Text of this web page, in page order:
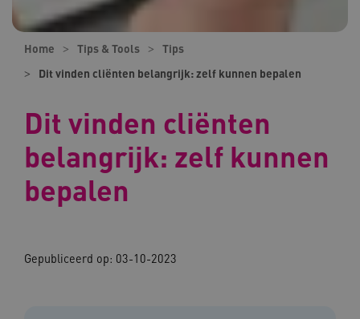
Home Tips & Tools
Tips
Dit vinden cliënten belangrijk: zelf kunnen bepalen
Dit vinden cliënten
belangrijk: zelf kunnen
bepalen
Gepubliceerd op: 03-10-2023